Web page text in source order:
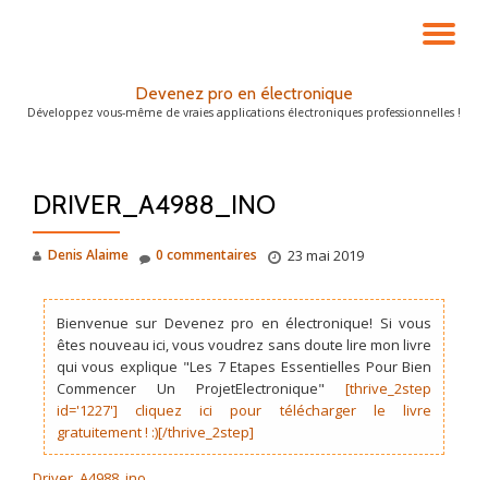
LA
Devenez pro en électronique
Développez vous-même de vraies applications électroniques professionnelles !
DRIVER_A4988_INO
Denis Alaime 23 mai 2019
0 commentaires
Bienvenue sur Devenez pro en électronique! Si vous
êtes nouveau ici, vous voudrez sans doute lire mon livre
qui vous explique "Les 7 Etapes Essentielles Pour Bien
Commencer Un ProjetElectronique"[thrive_2step
id='1227'] cliquez ici pour télécharger le livre
gratuitement ! :)[/thrive_2step]